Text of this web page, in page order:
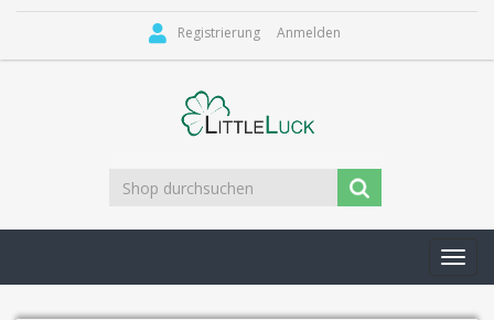
Registrierung Anmelden